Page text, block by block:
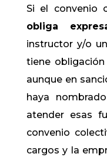
Si el convenio
obliga
instructor y/o
tiene
aunque en
haya
atender esas
convenio
cargos y la